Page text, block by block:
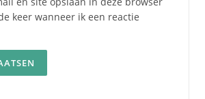
keer wanneer ik een reactie